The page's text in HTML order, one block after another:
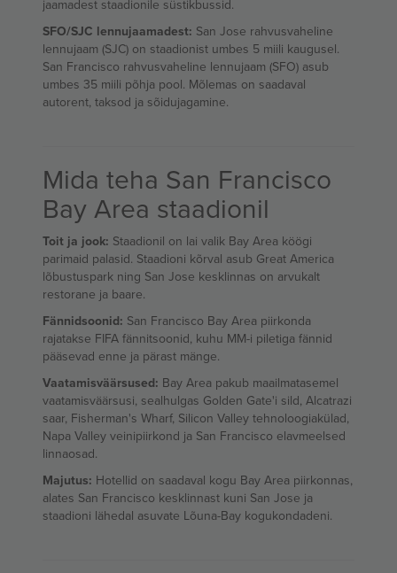
jaamadest staadionile süstikbussid.
SFO/SJC lennujaamadest: San Jose rahvusvaheline
lennujaam (SJC) on staadionist umbes 5 miili kaugusel.
San Francisco rahvusvaheline lennujaam (SFO) asub
umbes 35 miili põhja pool. Mõlemas on saadaval
autorent, taksod ja sõidujagamine.
Mida teha San Francisco
Bay Area staadionil
Toit ja jook: Staadionil on lai valik Bay Area köögi
parimaid palasid. Staadioni kõrval asub Great America
lõbustuspark ning San Jose kesklinnas on arvukalt
restorane ja baare.
Fännidsoonid: San Francisco Bay Area piirkonda
rajatakse FIFA fännitsoonid, kuhu MM-i piletiga fännid
pääsevad enne ja pärast mänge.
Vaatamisväärsused: Bay Area pakub maailmatasemel
vaatamisväärsusi, sealhulgas Golden Gate'i sild, Alcatrazi
saar, Fisherman's Wharf, Silicon Valley tehnoloogiakülad,
Napa Valley veinipiirkond ja San Francisco elavmeelsed
linnaosad.
Majutus: Hotellid on saadaval kogu Bay Area piirkonnas,
alates San Francisco kesklinnast kuni San Jose ja
staadioni lähedal asuvate Lõuna-Bay kogukondadeni.